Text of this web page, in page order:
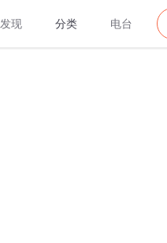
发现 分类 电台